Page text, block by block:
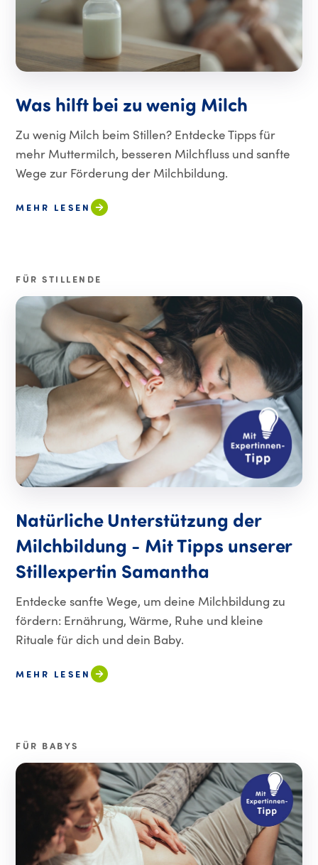
Was hilft bei zu wenig Milch
Zu wenig Milch beim Stillen? Entdecke Tipps für
mehr Muttermilch, besseren Milchfluss und sanfte
Wege zur Förderung der Milchbildung.
MEHR LESEN
FÜR STILLENDE
Natürliche Unterstützung der
Milchbildung - Mit Tipps unserer
Stillexpertin Samantha
Entdecke sanfte Wege, um deine Milchbildung zu
fördern: Ernährung, Wärme, Ruhe und kleine
Rituale für dich und dein Baby.
MEHR LESEN
FÜR BABYS